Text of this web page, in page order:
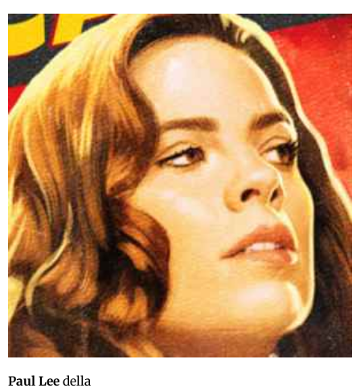
Paul Lee della